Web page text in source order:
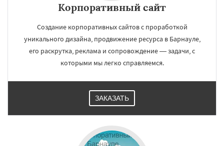
Корпоративный сайт
Создание корпоративных сайтов с проработкой
уникального дизайна, продвижение ресурса в Барнауле,
его раскрутка, реклама и сопровождение — задачи, с
которыми мы легко справляемся.
ЗАКАЗАТЬ